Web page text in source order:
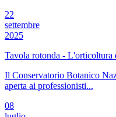
22
settembre
2025
Tavola rotonda -
Il Conservatorio Botanico
aperta ai professionisti...
08